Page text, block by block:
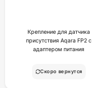
Крепление для датчика
присутствия Aqara FP2 с
адаптером питания
Скоро вернутся